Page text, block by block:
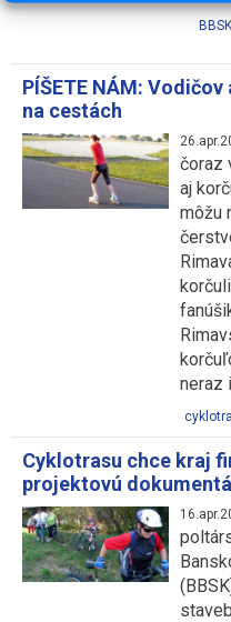
BBSK
PÍŠETE NÁM:
na cestách
čoraz
aj
môžu
neraz
Cyklotrasu chce kraj
projektovú